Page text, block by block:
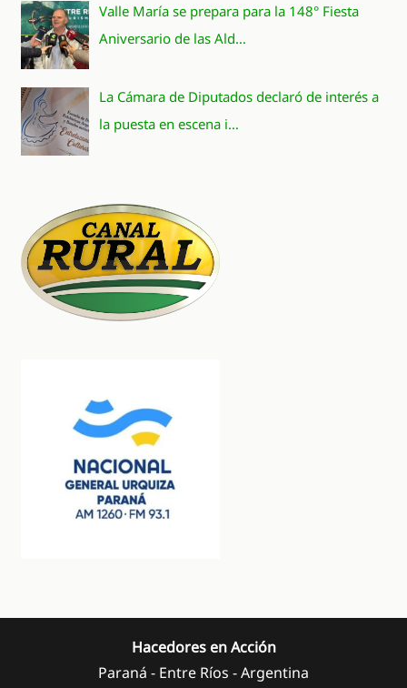
Valle María se prepara para la 148° Fiesta
Aniversario de las Ald…
La Cámara de Diputados declaró de interés a
la puesta en escena i…
Hacedores en Acción
Paraná - Entre Ríos - Argentina